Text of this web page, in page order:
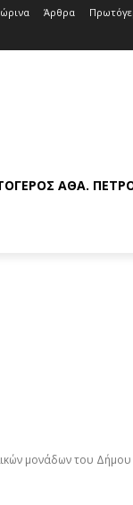
Άρθρα
ΑΘΆ.
μονάδων του